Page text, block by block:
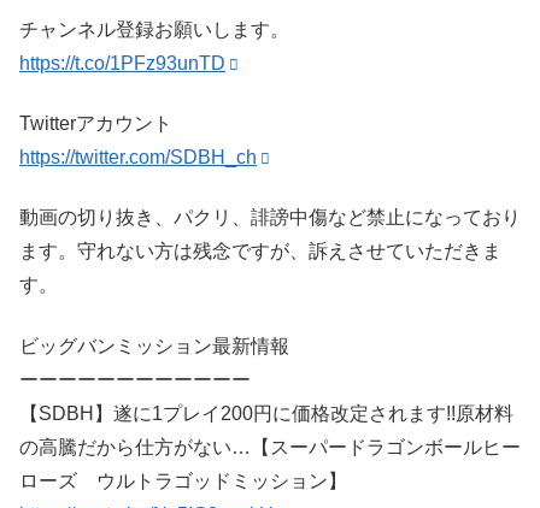
チャンネル登録お願いします。
https://t.co/1PFz93unTD
Twitterアカウント
https://twitter.com/SDBH_ch
動画の切り抜き、パクリ、誹謗中傷など禁止になっており
ます。守れない方は残念ですが、訴えさせていただきま
す。
ビッグバンミッション最新情報
ーーーーーーーーーーーー
【SDBH】遂に1プレイ200円に価格改定されます!!原材料
の高騰だから仕方がない…【スーパードラゴンボールヒー
ローズ ウルトラゴッドミッション】